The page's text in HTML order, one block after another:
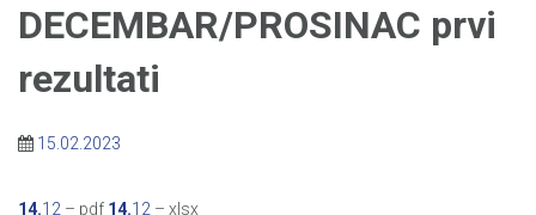
DECEMBAR/PROSINAC prvi
rezultati
15.02.2023
14.12 – pdf 14.12 – xlsx